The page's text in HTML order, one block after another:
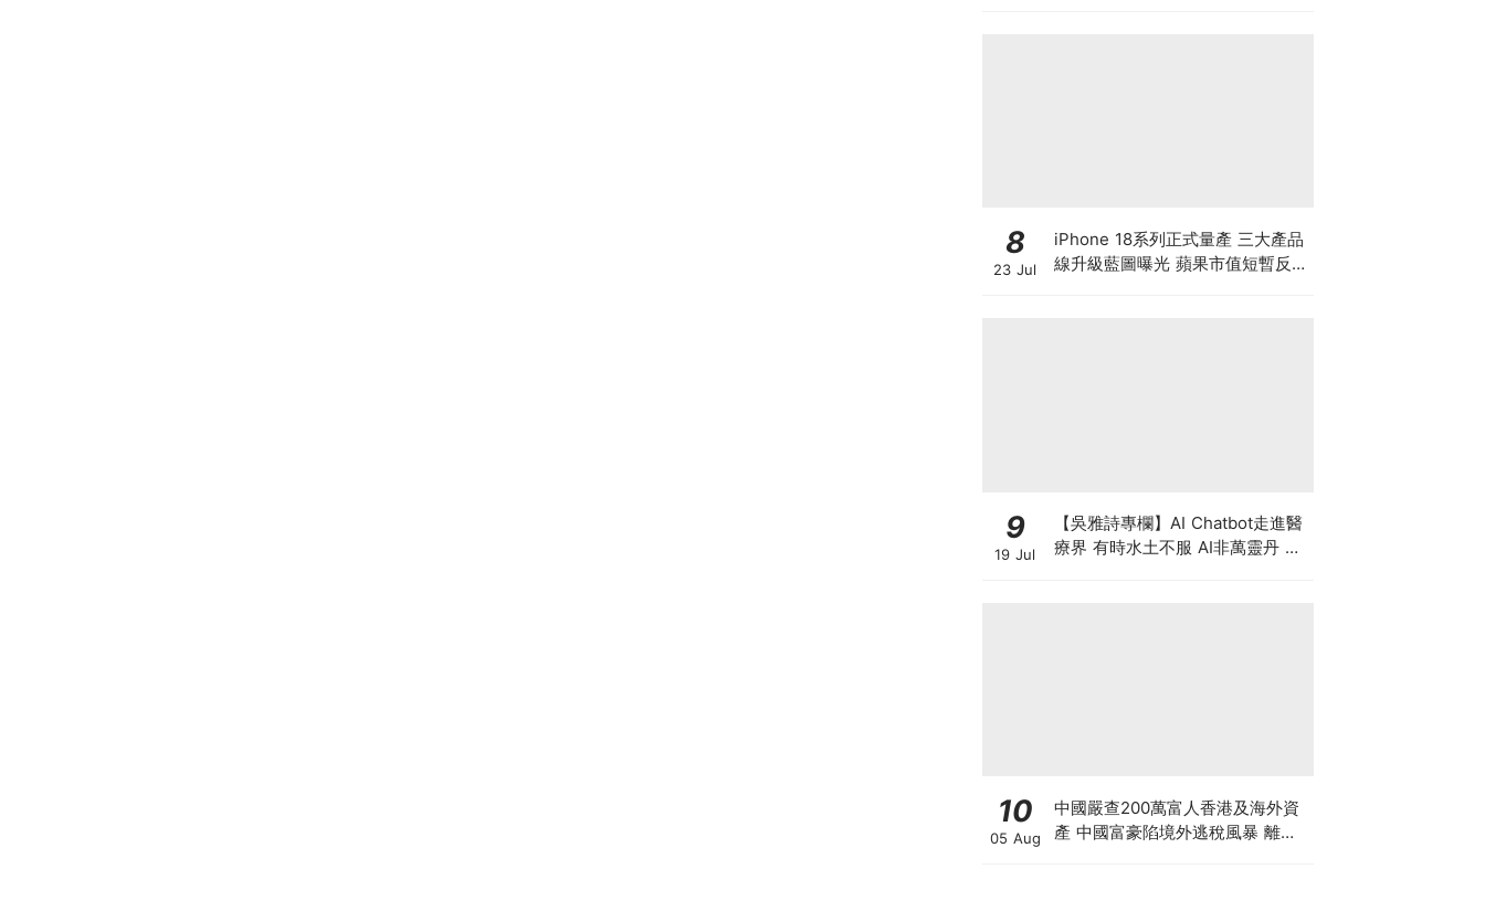
8
23 Jul
iPhone 18系列正式量產 三大產品
線升級藍圖曝光 蘋果市值短暫反超
9
19 Jul
【吳雅詩專欄】AI Chatbot走進醫
療界 有時水土不服 AI非萬靈丹 是
10
05 Aug
中國嚴查200萬富人香港及海外資
產 中國富豪陷境外逃稅風暴 離岸